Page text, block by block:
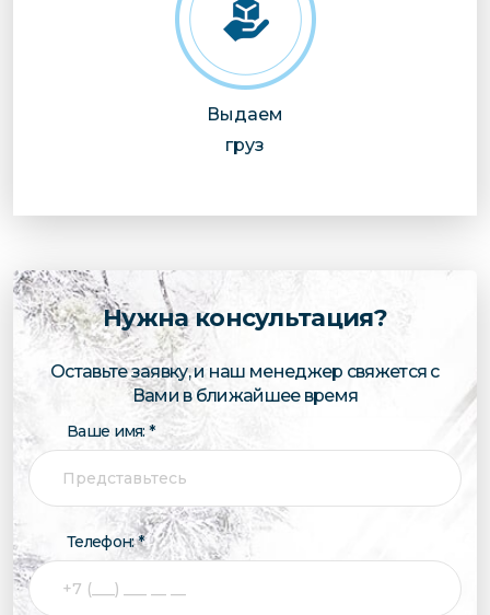
Выдаем
груз
Нужна консультация?
Оставьте заявку, и наш менеджер свяжется с
Вами в ближайшее время
Ваше имя: *
Телефон: *